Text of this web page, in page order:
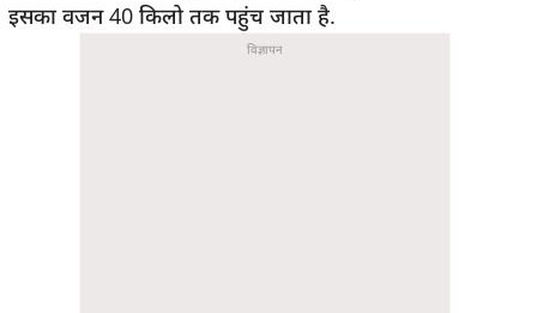
इसका वजन 40 किलो तक पहुंच जाता है.